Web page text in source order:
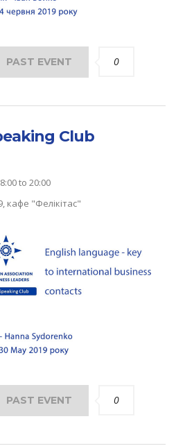
PAST EVENT 0
Club
to 20:00
кафе "Фелікітас"
PAST EVENT 0